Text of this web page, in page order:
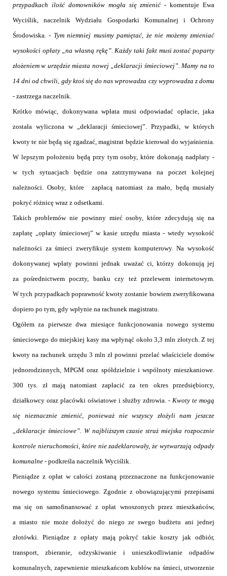
przypadkach ilość domowników mogła się zmienić -komentuje Ewa
Wyciślik, naczelnik Wydziału Gospodarki Komunalnej i Ochrony
Środowiska . - Tym niemniej musimy pamiętać, że nie możemy zmieniać
wysokości opłaty „na własną rękę”. Każdy taki fakt musi zostać poparty
złożeniem w urzędzie miasta nowej „deklaracji śmieciowej”. Mamy na to
14 dni od chwili, gdy ktoś się do nas wprowadza czy wyprowadza z domu
- zastrzega naczelnik.
Krótko mówiąc, dokonywana wpłata musi odpowiadać opłacie, jaka
została wyliczona w „deklaracji śmieciowej”. Przypadki, w których
kwoty te nie będą się zgadzać, magistrat będzie kierował do wyjaśnienia.
W lepszym położeniu będą przy tym osoby, które dokonają nadpłaty -
w tych sytuacjach będzie ona zatrzymywana na poczet kolejnej
należności. Osoby, które zapłacą natomiast za mało, będą musiały
pokryć różnicę wraz z odsetkami.
Takich problemów nie powinny mieć osoby, które zdecydują się na
zapłatę „opłaty śmieciowej” w kasie urzędu miasta - wtedy wysokość
należności za śmieci zweryfikuje system komputerowy. Na wysokość
dokonywanej wpłaty powinni jednak uważać ci, którzy dokonują jej
za pośrednictwem poczty, banku czy też przelewem internetowym.
W tych przypadkach poprawność kwoty zostanie bowiem zweryfikowana
dopiero po tym, gdy wpłynie na rachunek magistratu.
Ogółem za pierwsze dwa miesiące funkcjonowania nowego systemu
śmieciowego do miejskiej kasy ma wpłynąć około 3,3 mln złotych. Z tej
kwoty na rachunek urzędu 3 mln zł powinni przelać właściciele domów
jednorodzinnych, MPGM oraz spółdzielnie i wspólnoty mieszkaniowe.
300 tys. zł mają natomiast zapłacić za ten okres przedsiębiorcy,
działkowcy oraz placówki oświatowe i służby zdrowia. - Kwoty te mogą
się nieznacznie zmienić, ponieważ nie wszyscy złożyli nam jeszcze
„deklaracje śmieciowe”. W najbliższym czasie straż miejska rozpocznie
kontrole nieruchomości, które nie zadeklarowały, że wytwarzają odpady
komunalne - podkreśla naczelnik Wyciślik.
Pieniądze z opłat w całości zostaną przeznaczone na funkcjonowanie
nowego systemu śmieciowego. Zgodnie z obowiązującymi przepisami
ma się on samofinansować z opłat wnoszonych przez mieszkańców,
a miasto nie może dołożyć do niego ze swego budżetu ani jednej
złotówki. Pieniądze z opłaty mają pokryć takie koszty jak odbiór,
transport, zbieranie, odzyskiwanie i unieszkodliwianie odpadów
komunalnych, zapewnienie mieszkańcom kubłów na śmieci, utworzenie